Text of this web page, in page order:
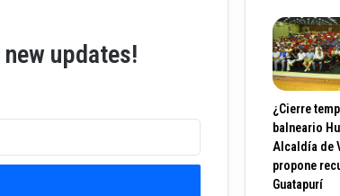
updates!
¿Cierre
balneario
Alcaldía de
propone
Guatapurí